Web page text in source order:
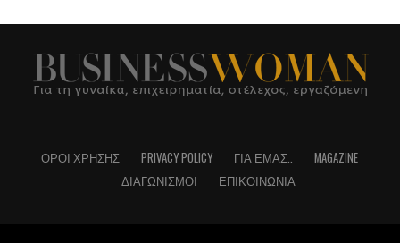
ΌΡΟΙ ΧΡΉΣΗΣ PRIVACY POLICY ΓΙΑ ΕΜΆΣ..
MAGAZINE
ΔΙΑΓΩΝΙΣΜΟΊ
ΕΠΙΚΟΙΝΩΝΊΑ